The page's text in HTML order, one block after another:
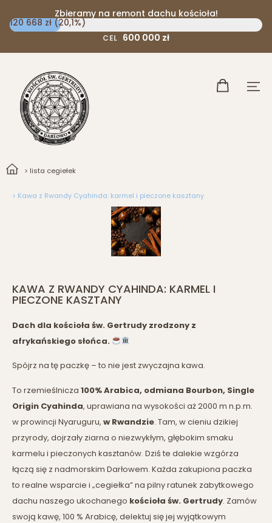
Zbieramy na remont dachu kościoła!
120 668 zł (20,1%)
CEL 600 000 zł
> lista cegiełek
> Kawa z Rwandy Cyahinda: karmel i pieczone kasztany
KAWA Z RWANDY CYAHINDA: KARMEL I
PIECZONE KASZTANY
Dach dla kościoła św. Gertrudy zrodzony z
afrykańskiego słońca.
Spójrz na tę paczkę – to nie jest zwyczajna kawa.
To rzemieślnicza 100% Arabica, odmiana Bourbon, Single
Origin Cyahinda, uprawiana na wysokości aż 2000 m n.p.m.
w prowincji Nyaruguru, w Rwandzie. Tam, w cieniu dzikiej
przyrody, dojrzały ziarna o niezwykłym, głębokim smaku
karmelu i pieczonych kasztanów. Dziś te dalekie wzgórza
łączą się z nadmorskim Darłowem. Każda zakupiona paczka
to realne wsparcie i „cegiełka” na pilny ratunek zabytkowego
dachu naszego ukochanego kościoła św. Gertrudy. Zamów
swoją kawę, 100 % Arabicę, delektuj się jej wyjątkowym